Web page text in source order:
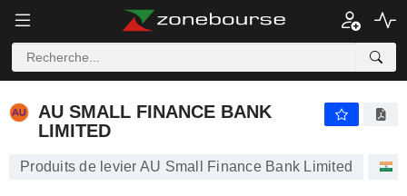
AU SMALL FINANCE BANK
LIMITED
Produits de levier AU Small Finance Bank Limited